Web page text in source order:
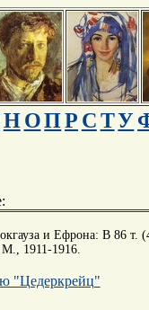
Н ОПР СТУ
и Ефрона: В 86
1911-1916.
"Цедеркрейц"